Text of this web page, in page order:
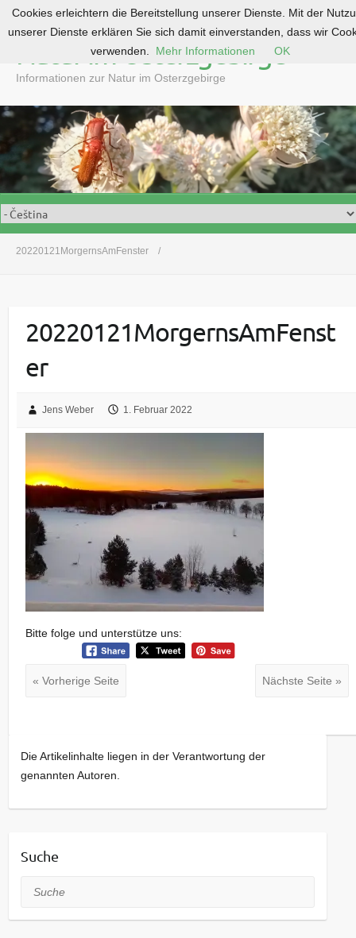
o
o
n
t
e
n
Natur im Osterzgebirge
Informationen zur Natur im Osterzgebirge
20220121MorgernsAmFenster
20220121MorgernsAmFenst
er
Jens Weber 1. Februar 2022
Bitte folge und unterstütze uns:
« Vorherige Seite Nächste Seite »
Die Artikelinhalte liegen in der Verantwortung der
genannten Autoren.
Suche
Suche
Cookies erleichtern die Bereitstellung unserer Dienste. Mit der
unserer Dienste erklären Sie sich damit einverstanden, dass wir
verwenden.
Mehr Informationen OK